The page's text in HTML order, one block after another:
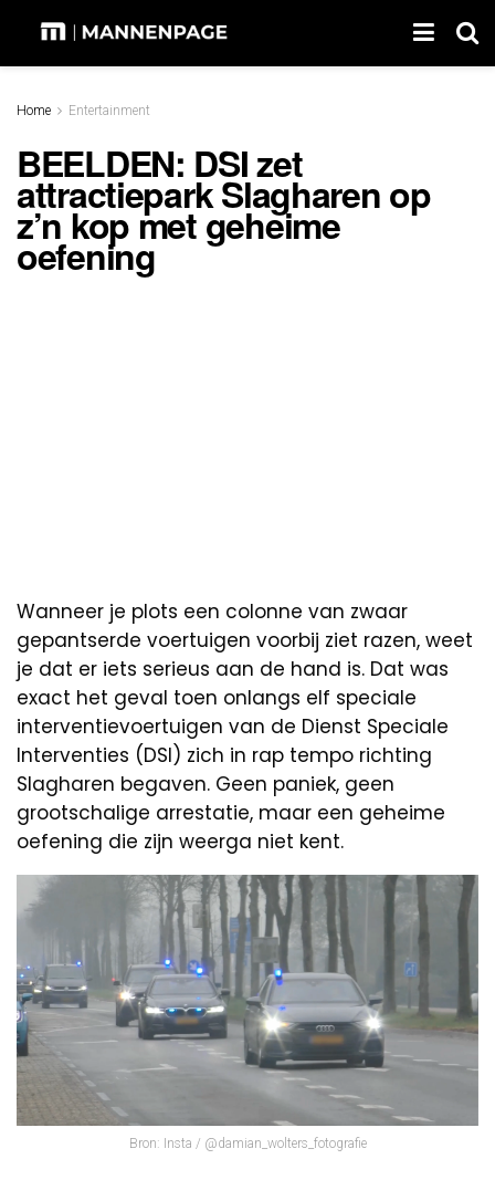
Home Entertainment
BEELDEN: DSI zet
attractiepark Slagharen op
z’n kop met geheime
oefening
Wanneer je plots een colonne van zwaar
gepantserde voertuigen voorbij ziet razen, weet
je dat er iets serieus aan de hand is. Dat was
exact het geval toen onlangs elf speciale
interventievoertuigen van de Dienst Speciale
Interventies (DSI) zich in rap tempo richting
Slagharen begaven. Geen paniek, geen
grootschalige arrestatie, maar een geheime
oefening die zijn weerga niet kent.
Bron: Insta / @damian_wolters_fotografie